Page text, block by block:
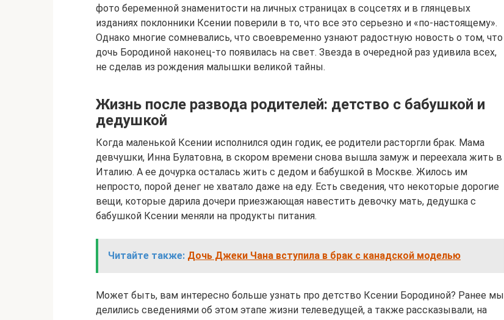
фото беременной знаменитости на личных страницах в соцсетях и в глянцевых
изданиях поклонники Ксении поверили в то, что все это серьезно и «по-настоящему».
Однако многие сомневались, что своевременно узнают радостную новость о том, что
дочь Бородиной наконец-то появилась на свет. Звезда в очередной раз удивила всех,
не сделав из рождения малышки великой тайны.
Жизнь после развода родителей: детство с бабушкой и
дедушкой
Когда маленькой Ксении исполнился один годик, ее родители расторгли брак. Мама
девчушки, Инна Булатовна, в скором времени снова вышла замуж и переехала жить в
Италию. А ее дочурка осталась жить с дедом и бабушкой в Москве. Жилось им
непросто, порой денег не хватало даже на еду. Есть сведения, что некоторые дорогие
вещи, которые дарила дочери приезжающая навестить девочку мать, дедушка с
бабушкой Ксении меняли на продукты питания.
Читайте также: Дочь Джеки Чана вступила в брак с канадской моделью
Может быть, вам интересно больше узнать про детство Ксении Бородиной? Ранее мы
делились сведениями об этом этапе жизни телеведущей, а также рассказывали, на